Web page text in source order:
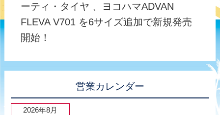
ーティ・タイヤ 、ヨコハマADVAN
FLEVA V701 を6サイズ追加で新規発売
開始！
営業カレンダー
2026年8月